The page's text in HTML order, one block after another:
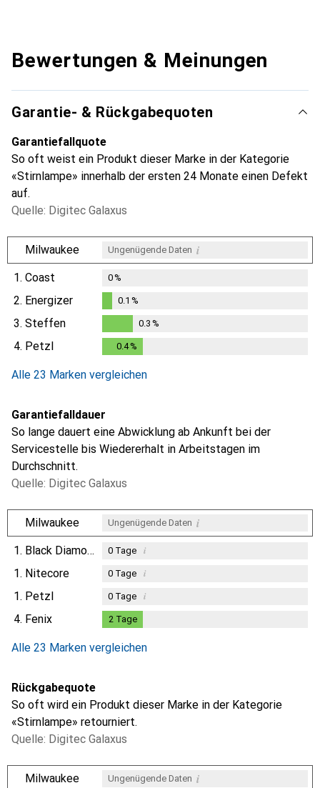
Bewertungen & Meinungen
Garantie- & Rückgabequoten
Garantiefallquote
So oft weist ein Produkt dieser Marke in der Kategorie
«Stirnlampe» innerhalb der ersten 24 Monate einen Defekt
auf.
Quelle: Digitec Galaxus
Milwaukee Ungenügende Daten i
1. Coast 0%
2. Energizer
%
0.1 %
3. Steffen
0.3%
0.3 %
4. Petzl 0.4%
Alle 23 Marken vergleichen
Garantiefalldauer
So lange dauert eine Abwicklung ab Ankunft bei der
Servicestelle bis Wiedererhalt in Arbeitstagen im
Durchschnitt.
Quelle: Digitec Galaxus
Milwaukee Ungenügende Daten i
1. Black Diamond 0Tage i
1. Nitecore 0Tage i
1. Petzl 0Tage i
4. Fenix 2 Tage
Alle 23 Marken vergleichen
Rückgabequote
So oft wird ein Produkt dieser Marke in der Kategorie
«Stirnlampe» retourniert.
Quelle: Digitec Galaxus
Milwaukee Ungenügende Daten i